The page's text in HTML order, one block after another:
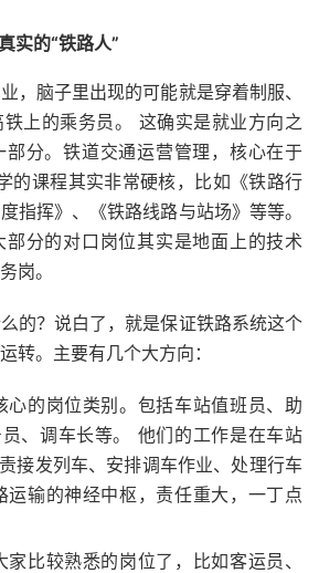
实的“铁路人”
，脑子里出现的可能就是穿着制服、
上的乘务员。 这确实是就业方向之
分。铁道交通运营管理，核心在于
的课程其实非常硬核，比如《铁路行
指挥》、《铁路线路与站场》等等。
分的对口岗位其实是地面上的技术
岗。
的？说白了，就是保证铁路系统这个
转。主要有几个大方向：
心的岗位类别。包括车站值班员、助
、调车长等。 他们的工作是在车站
接发列车、安排调车作业、处理行车
运输的神经中枢，责任重大，一丁点
家比较熟悉的岗位了，比如客运员、